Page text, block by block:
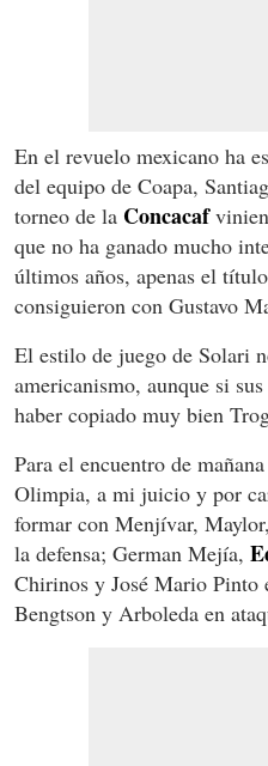
En el revuelo mexicano ha
del equipo de Coapa,
torneo de la Concacaf
que no ha ganado mucho
últimos años, apenas el
consiguieron con Gustavo
El estilo de juego de Solari
americanismo, aunque si
haber copiado muy bien
Para el encuentro de
Olimpia, a mi juicio y por
formar con Menjívar,
la defensa; German Mejía,
Chirinos y José Mario Pinto
Bengtson y Arboleda en